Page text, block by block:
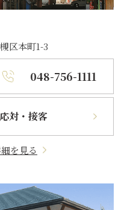
区本町1-3
048-756-1111
対・接客
を見る